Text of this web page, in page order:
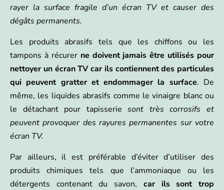
rayer la surface fragile d’un écran TV et causer des
dégâts permanents.
Les produits abrasifs tels que les chiffons ou les
tampons à récurer ne doivent jamais être utilisés pour
nettoyer un écran TV car ils contiennent des particules
qui peuvent gratter et endommager la surface. De
même, les liquides abrasifs comme le vinaigre blanc ou
le détachant pour tapisseriesont très corrosifs et
peuvent provoquer des rayures permanentes sur votre
écran TV.
Par ailleurs, il est préférable d’éviter d’utiliser des
produits chimiques tels que l’ammoniaque ou les
détergents contenant du savon, car ils sont trop